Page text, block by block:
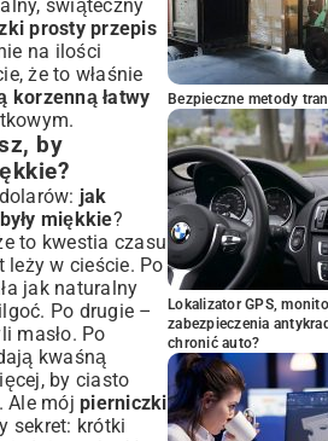
świąteczny
prosty przepis
na ilości
że to właśnie
korzenną łatwy
by
jak
miękkie?
to kwestia czasu
leży w cieście. Po
jak naturalny
Po drugie –
masło. Po
kwaśną
by ciasto
Ale mój pierniczki
sekret: krótki
Bezpieczne metody
Lokalizator GPS,
zabezpieczenia
chronić auto?